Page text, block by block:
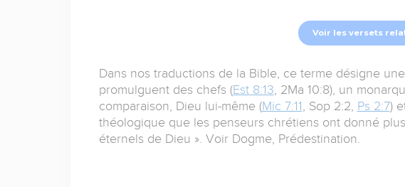
Voir les versets
Dans nos traductions de la Bible, ce terme désigne
promulguent des chefs (Est 8:13 , 2Ma 10:8), un
comparaison, Dieu lui-même (Mic 7:11 , Sop 2:2, Ps 2:7)
théologique que les penseurs chrétiens ont donné
éternels de Dieu ». Voir Dogme, Prédestination.